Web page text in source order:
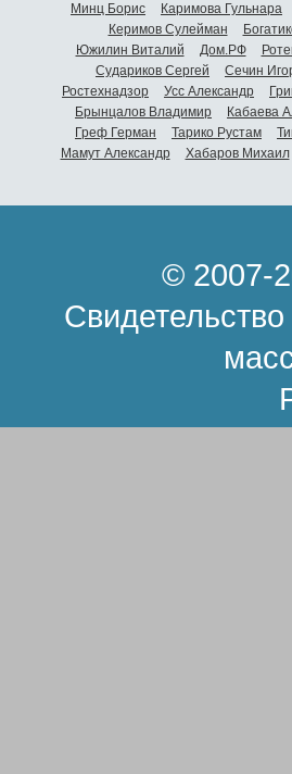
Минц Борис
Каримова Гульнара
Керимов Сулейман
Южилин Виталий
Дом.РФ
Судариков Сергей
Сечин
Ростехнадзор
Усс Александр
Брынцалов Владимир
Кабаева
Греф Герман
Тарико Рустам
Мамут Александр
Хабаров Михаил
© 2007-